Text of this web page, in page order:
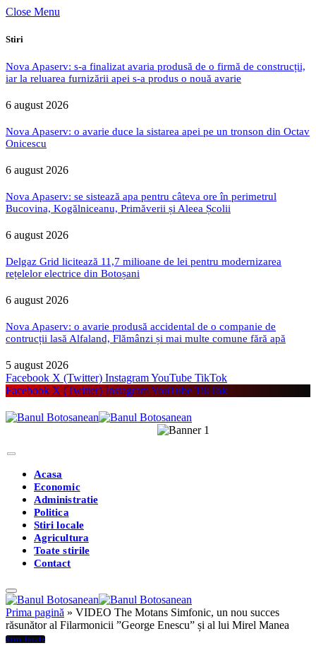
Close Menu
Stiri
Nova Apaserv: s-a finalizat avaria produsă de o firmă de construcții,
iar la reluarea furnizării apei s-a produs o nouă avarie
6 august 2026
Nova Apaserv: o avarie duce la sistarea apei pe un tronson din Octav
Onicescu
6 august 2026
Nova Apaserv: se sistează apa pentru câteva ore în perimetrul
Bucovina, Kogălniceanu, Primăverii și Aleea Școlii
6 august 2026
Delgaz Grid licitează 11,7 milioane de lei pentru modernizarea
rețelelor electrice din Botoșani
6 august 2026
Nova Apaserv: o avarie produsă accidental de o companie de
contrucții lasă Alfaland, Flămânzi și mai multe comune fără apă
5 august 2026
Facebook X (Twitter) InstagramYouTube TikTok
Facebook X (Twitter) InstagramYouTube TikTok
Acasa
Economic
Administratie
Politica
Stiri locale
Agricultura
Toate stirile
Contact
Prima pagină » VIDEO The Motans Simfonic, un nou succes
răsunător al Filarmonicii ”George Enescu” și al lui Mirel Manea
Stiri locale